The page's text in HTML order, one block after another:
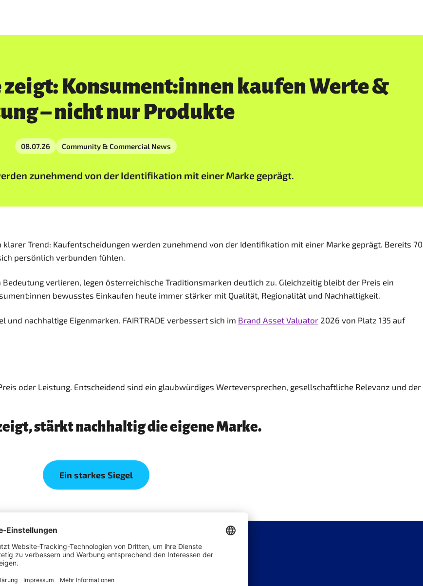
Konsument:innen kaufen Werte &
– nicht nur Produkte
08.07.26 Community & Commercial News
zunehmend von der Identifikation mit einer Marke geprägt.
Trend: Kaufentscheidungen werden zunehmend von der Identifikation mit einer Marke geprägt. Bereits 70
persönlich verbunden fühlen.
verlieren, legen österreichische Traditionsmarken deutlich zu. Gleichzeitig bleibt der Preis ein
bewusstes Einkaufen heute immer stärker mit Qualität, Regionalität und Nachhaltigkeit.
nachhaltige Eigenmarken. FAIRTRADE verbessert sich im Brand Asset Valuator 2026 von Platz 135 auf
oder Leistung. Entscheidend sind ein glaubwürdiges Werteversprechen, gesellschaftliche Relevanz und der
stärkt nachhaltig die eigene Marke.
Ein starkes Siegel